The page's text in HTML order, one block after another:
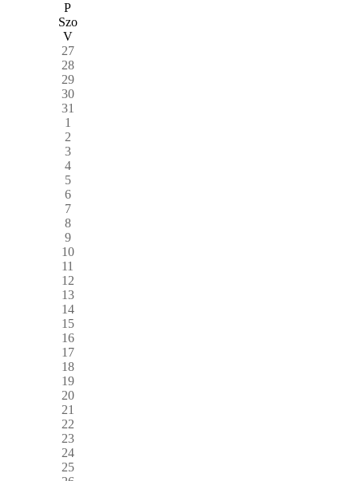
P
Szo
V
27
28
29
30
31
1
2
3
4
5
6
7
8
9
10
11
12
13
14
15
16
17
18
19
20
21
22
23
24
25